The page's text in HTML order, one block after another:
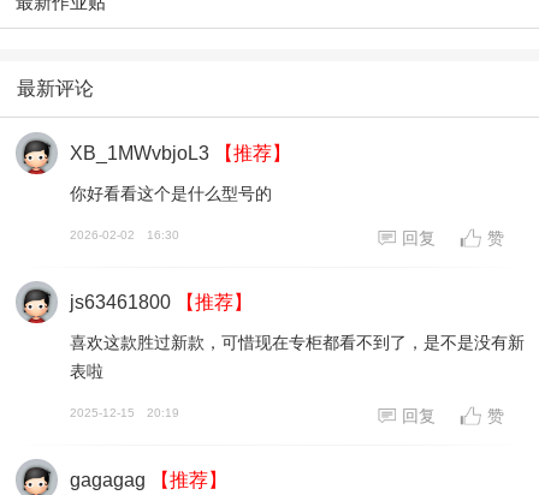
最新评论
XB_1MWvbjoL3 【推荐】
你好看看这个是什么型号的
2026-02-02 16:30 回复 赞
js63461800 【推荐】
喜欢这款胜过新款，可惜现在专柜都看不到了，是不是没有新
表啦
2025-12-15 20:19 回复 赞
gagagag 【推荐】